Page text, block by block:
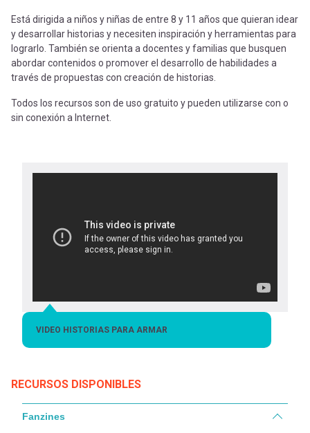
Está dirigida a niños y niñas de entre 8 y 11 años que quieran idear
y desarrollar historias y necesiten inspiración y herramientas para
lograrlo. También se orienta a docentes y familias que busquen
abordar contenidos o promover el desarrollo de habilidades a
través de propuestas con creación de historias.
Todos los recursos son de uso gratuito y pueden utilizarse con o
sin conexión a Internet.
VIDEO HISTORIAS PARA ARMAR
RECURSOS DISPONIBLES
Fanzines